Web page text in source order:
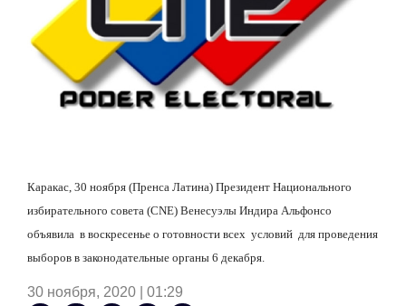
Каракас, 30 ноября (Пренса Латина) Президент Национального
избирательного совета (CNE) Венесуэлы Индира Альфонсо
объявила в воскресенье о готовности всех условий для проведения
выборов в законодательные органы 6 декабря.
30 ноября, 2020 | 01:29